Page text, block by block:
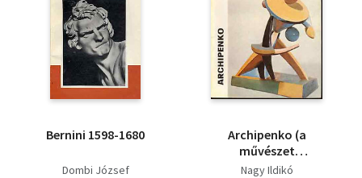
Bernini 1598-1680
Dombi József
Archipenko (a
művészet
kiskönyvtára)
Nagy Ildikó